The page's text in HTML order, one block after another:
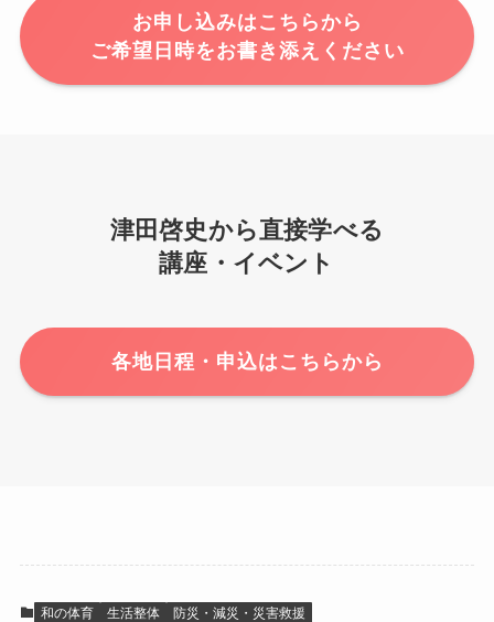
お申し込みはこちらから
ご希望日時をお書き添えください
津田啓史から直接学べる
講座・イベント
各地日程・申込はこちらから
和の体育 生活整体 防災・減災・災害救援